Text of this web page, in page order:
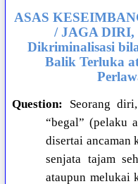
ASAS
/ JAGA
Dikriminalisasi
Balik Terluka
Question:
Seorang
“begal” (pelaku
disertai ancaman
senjata tajam
ataupun melukai